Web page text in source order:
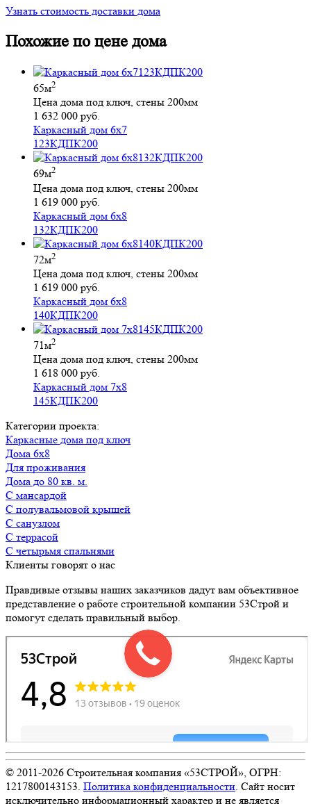
Узнать стоимость доставки дома
Похожие по цене дома
65м2
Цена дома под ключ, стены 200мм
1 632 000 руб.
Каркасный дом 6х7
123КДПК200
69м2
Цена дома под ключ, стены 200мм
1 619 000 руб.
Каркасный дом 6х8
132КДПК200
72м2
Цена дома под ключ, стены 200мм
1 619 000 руб.
Каркасный дом 6х8
140КДПК200
71м2
Цена дома под ключ, стены 200мм
1 618 000 руб.
Каркасный дом 7х8
145КДПК200
Категории проекта:
Каркасные дома под ключ
Дома 6х8
для проживания
Дома до 80 кв. м.
с мансардой
с полувальмовой крышей
с санузлом
с террасой
с четырьмя спальнями
Клиенты говорят о нас
Правдивые отзывы наших заказчиков дадут вам объективное
представление о работе строительной компании 53Строй и
помогут сделать правильный выбор.
© 2011-2026 Строительная компания «53СТРОЙ», ОГРН:
1217800143153. Политика конфиденциальности. Сайт носит
исключительно информационный характер и не является